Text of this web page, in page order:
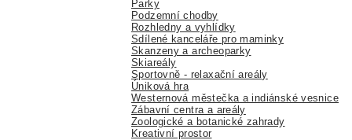
Parky
Podzemní chodby
Rozhledny a vyhlídky
Sdílené kanceláře pro maminky
Skanzeny a archeoparky
Skiareály
Sportovně - relaxační areály
Úniková hra
Westernová městečka a indiánské vesnice
Zábavní centra a areály
Zoologické a botanické zahrady
Kreativní prostor